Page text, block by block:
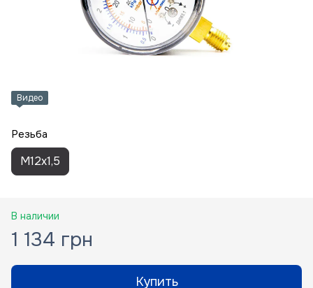
Видео
Резьба
M12x1,5
В наличии
1 134 грн
Купить